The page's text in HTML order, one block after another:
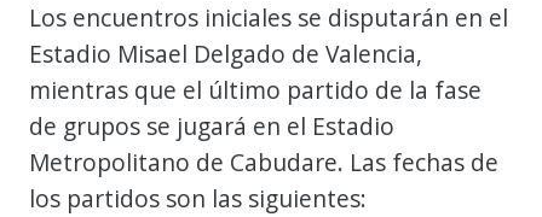
Los encuentros iniciales se disputarán en el
Estadio Misael Delgado de Valencia,
mientras que el último partido de la fase
de grupos se jugará en el Estadio
Metropolitano de Cabudare. Las fechas de
los partidos son las siguientes: